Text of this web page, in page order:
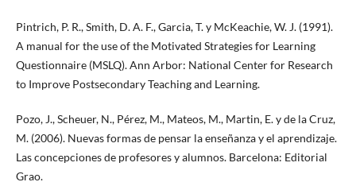
Pintrich, P. R., Smith, D. A. F., Garcia, T. y McKeachie, W. J. (1991).
A manual for the use of the Motivated Strategies for Learning
Questionnaire (MSLQ). Ann Arbor: National Center for Research
to Improve Postsecondary Teaching and Learning.
Pozo, J., Scheuer, N., Pérez, M., Mateos, M., Martin, E. y de la Cruz,
M. (2006). Nuevas formas de pensar la enseñanza y el aprendizaje.
Las concepciones de profesores y alumnos. Barcelona: Editorial
Grao.